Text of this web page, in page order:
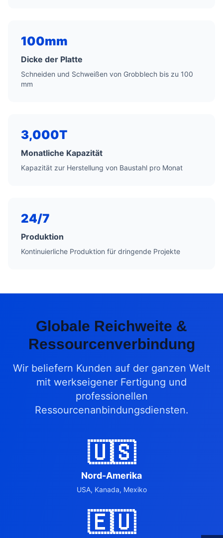
100mm
Dicke der Platte
Schneiden und Schweißen von Grobblech bis zu 100
mm
3,000T
Monatliche Kapazität
Kapazität zur Herstellung von Baustahl pro Monat
24/7
Produktion
Kontinuierliche Produktion für dringende Projekte
Globale Reichweite &
Ressourcenverbindung
Wir beliefern Kunden auf der ganzen Welt
mit werkseigener Fertigung und
professionellen
Ressourcenanbindungsdiensten.
🇺🇸
Nord-Amerika
USA, Kanada, Mexiko
🇪🇺